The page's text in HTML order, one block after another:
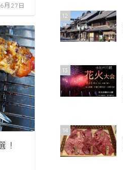
月27日
！
12
13
14